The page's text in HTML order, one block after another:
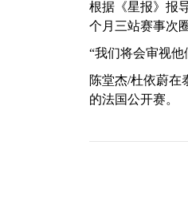
根据《星报》报
个月三站赛事次
“我们将会审视
陈堂杰/杜依蔚在
的法国公开赛。